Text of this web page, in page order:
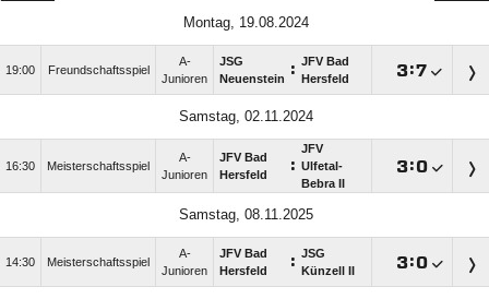
Montag, 19.08.2024
19:00 Freundschaftsspiel
A-
Junioren
JSG
Neuenstein : JFV Bad
Hersfeld
:
Samstag, 02.11.2024
16:30 Meisterschaftsspiel
A-
Junioren
JFV Bad
Hersfeld
:
JFV
Ulfetal-
Bebra II
:
Samstag, 08.11.2025
14:30 Meisterschaftsspiel
A-
Junioren
JFV Bad
Hersfeld
: JSG
Künzell II
: